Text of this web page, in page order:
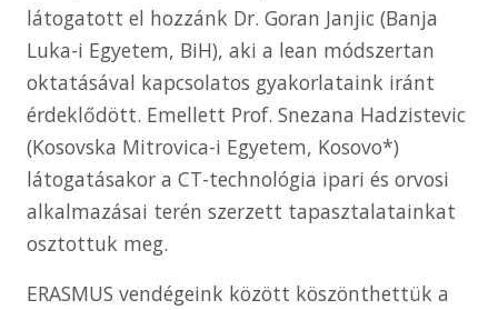
látogatott el hozzánk Dr. Goran Janjic (Banja
Luka-i Egyetem, BiH), aki a lean módszertan
oktatásával kapcsolatos gyakorlataink iránt
érdeklődött. Emellett Prof. Snezana Hadzistevic
(Kosovska Mitrovica-i Egyetem, Kosovo*)
látogatásakor a CT-technológia ipari és orvosi
alkalmazásai terén szerzett tapasztalatainkat
osztottuk meg.
ERASMUS vendégeink között köszönthettük a